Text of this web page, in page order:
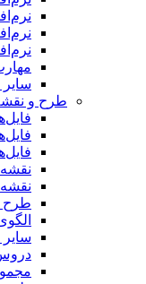
مهارت
سایر نرم
طرح و نقشه و
فایل‌های
فایل‌های
نقشه GIS
نقشه
طرح
الگوی
سایر
دروس
مجموعه